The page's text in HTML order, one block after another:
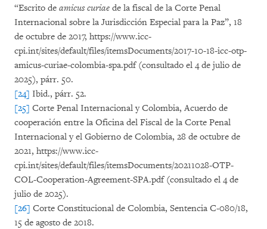
“Escrito de amicus curiae de la fiscal de la Corte Penal
Internacional sobre la Jurisdicción Especial para la Paz”, 18
de octubre de 2017, https://www.icc-
cpi.int/sites/default/files/itemsDocuments/2017-10-18-icc-otp-
amicus-curiae-colombia-spa.pdf (consultado el 4 de julio de
2025), párr. 50.
[24] Ibid., párr. 52.
[25] Corte Penal Internacional y Colombia, Acuerdo de
cooperación entre la Oficina del Fiscal de la Corte Penal
Internacional y el Gobierno de Colombia, 28 de octubre de
2021, https://www.icc-
cpi.int/sites/default/files/itemsDocuments/20211028-OTP-
COL-Cooperation-Agreement-SPA.pdf (consultado el 4 de
julio de 2025).
[26] Corte Constitucional de Colombia, Sentencia C-080/18,
15 de agosto de 2018.